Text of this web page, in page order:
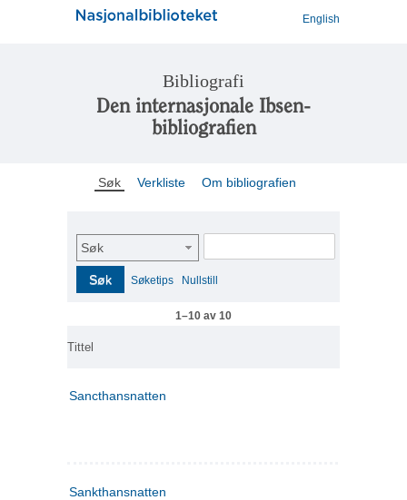
English
Bibliografi
Den internasjonale Ibsen-
bibliografien
Søk Verkliste Om bibliografien
Søk
Søk Søketips Nullstill
1–10 av 10
Tittel
Sancthansnatten
Sankthansnatten